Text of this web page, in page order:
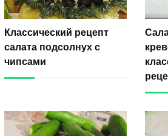
Классический рецепт
салата подсолнух с
чипсами